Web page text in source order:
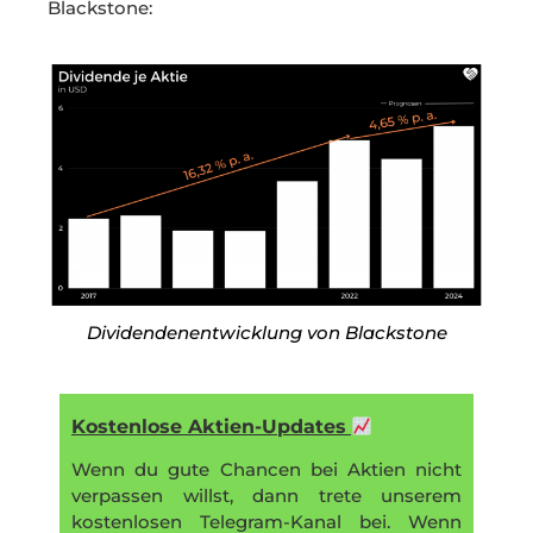
Blackstone:
Dividendenentwicklung von Blackstone
Kostenlose Aktien-Updates
Wenn du gute Chancen bei Aktien nicht
verpassen willst, dann trete unserem
kostenlosen Telegram-Kanal bei. Wenn